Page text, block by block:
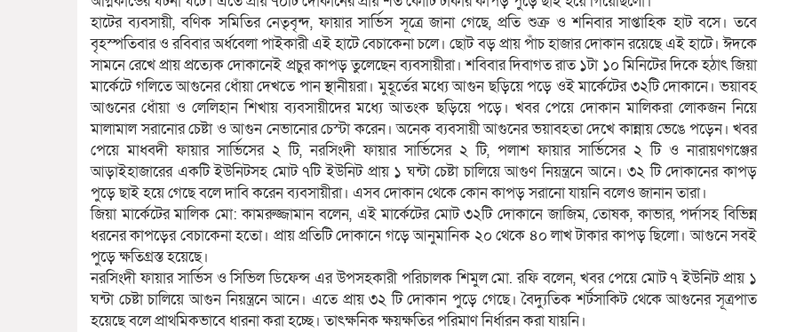
হাটের ব্যবসায়ী, বণিক সমিতির নেতৃবৃন্দ, ফায়ার সার্ভিস সূত্রে জানা গেছে, প্রতি শুক্র ও শনিবার সাপ্তাহিক হাট বসে। তবে
বৃহস্পতিবার ও রবিবার অর্ধবেলা পাইকারী এই হাটে বেচাকেনা চলে। ছোট বড় প্রায় পাঁচ হাজার দোকান রয়েছে এই হাটে। ঈদকে
সামনে রেখে প্রায় প্রত্যেক দোকানেই প্রচুর কাপড় তুলেছেন ব্যবসায়ীরা। শবিবার দিবাগত রাত ১টা ১০ মিনিটের দিকে হঠাৎ জিয়া
মার্কেটে গলিতে আগুনের ধোঁয়া দেখতে পান স্থানীয়রা। মুহূর্তের মধ্যে আগুন ছড়িয়ে পড়ে ওই মার্কেটের ৩২টি দোকানে। ভয়াবহ
আগুনের ধোঁয়া ও লেলিহান শিখায় ব্যবসায়ীদের মধ্যে আতংক ছড়িয়ে পড়ে। খবর পেয়ে দোকান মালিকরা লোকজন নিয়ে
মালামাল সরানোর চেষ্টা ও আগুন নেভানোর চেস্টা করেন। অনেক ব্যবসায়ী আগুনের ভয়াবহতা দেখে কান্নায় ভেঙে পড়েন। খবর
পেয়ে মাধবদী ফায়ার সার্ভিসের ২ টি, নরসিংদী ফায়ার সার্ভিসের ২ টি, পলাশ ফায়ার সার্ভিসের ২ টি ও নারায়ণগঞ্জের
আড়াইহাজারের একটি ইউনিটসহ মোট ৭টি ইউনিট প্রায় ১ ঘন্টা চেষ্টা চালিয়ে আগুণ নিয়ন্ত্রনে আনে। ৩২ টি দোকানের কাপড়
পুড়ে ছাই হয়ে গেছে বলে দাবি করেন ব্যবসায়ীরা। এসব দোকান থেকে কোন কাপড় সরানো যায়নি বলেও জানান তারা।
জিয়া মার্কেটের মালিক মো: কামরুজ্জামান বলেন, এই মার্কেটের মোট ৩২টি দোকানে জাজিম, তোষক, কাভার, পর্দাসহ বিভিন্ন
ধরনের কাপড়ের বেচাকেনা হতো। প্রায় প্রতিটি দোকানে গড়ে আনুমানিক ২০ থেকে ৪০ লাখ টাকার কাপড় ছিলো। আগুনে সবই
পুড়ে ক্ষতিগ্রস্ত হয়েছে।
নরসিংদী ফায়ার সার্ভিস ও সিভিল ডিফেন্স এর উপসহকারী পরিচালক শিমুল মো. রফি বলেন, খবর পেয়ে মোট ৭ ইউনিট প্রায় ১
ঘন্টা চেষ্টা চালিয়ে আগুন নিয়ন্ত্রনে আনে। এতে প্রায় ৩২ টি দোকান পুড়ে গেছে। বৈদ্যুতিক শর্টসাকিট থেকে আগুনের সূত্রপাত
হয়েছে বলে প্রাথমিকভাবে ধারনা করা হচ্ছে। তাৎক্ষনিক ক্ষয়ক্ষতির পরিমাণ নির্ধারন করা যায়নি।